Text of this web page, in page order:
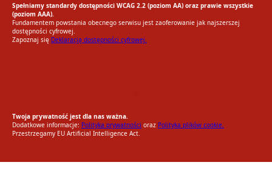
Spełniamy standardy dostępności WCAG 2.2 (poziom AA) oraz prawie wszystkie
(poziom AAA).
Fundamentem powstania obecnego serwisu jest zaoferowanie jak najszerszej
dostępności cyfrowej.
Zapoznaj się Deklaracją dostępności cyfrowej.
Twoja prywatność jest dla nas ważna.
Dodatkowe informacje: Polityka prywatności oraz Polityka plików cookie.
Przestrzegamy EU Artificial Intelligence Act.